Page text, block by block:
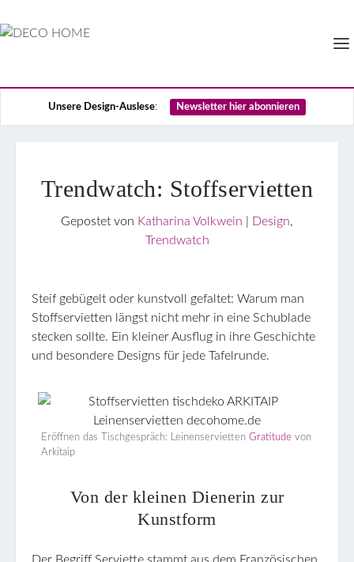
Unsere Design-Auslese: Newsletter hier abonnieren
Trendwatch: Stoffservietten
Gepostet von Katharina Volkwein Design,
Trendwatch
Steif gebügelt oder kunstvoll gefaltet: Warum man
Stoffservietten längst nicht mehr in eine Schublade
stecken sollte. Ein kleiner Ausflug in ihre Geschichte
und besondere Designs für jede Tafelrunde.
Eröffnen das Tischgespräch: Leinenservietten Gratitude von
Arkitaip
Von der kleinen Dienerin zur
Kunstform
Der Begriff Serviette stammt aus dem Französischen